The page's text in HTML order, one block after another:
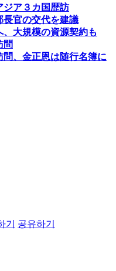
ア３カ国歴訪
長官の交代を建議
大規模の資源契約も
問
、金正恩は随行名簿に
기
공유하기